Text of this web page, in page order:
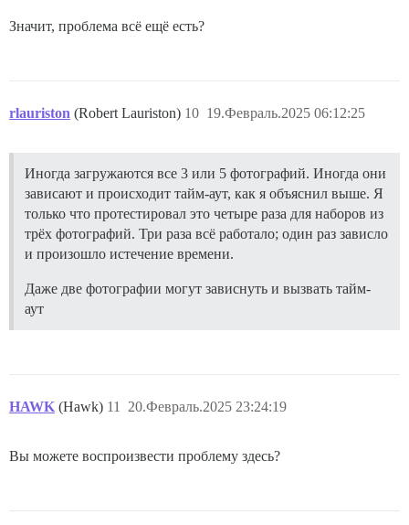
Значит, проблема всё ещё есть?
rlauriston (Robert Lauriston) 19.Февраль.2025 06:12:25
10
Иногда загружаются все 3 или 5 фотографий. Иногда они
зависают и происходит тайм-аут, как я объяснил выше. Я
только что протестировал это четыре раза для наборов из
трёх фотографий. Три раза всё работало; один раз зависло
и произошло истечение времени.
Даже две фотографии могут зависнуть и вызвать тайм-
аут
HAWK (Hawk) 20.Февраль.2025 23:24:19
11
Вы можете воспроизвести проблему здесь?